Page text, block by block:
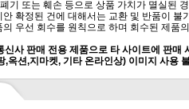
기 또는 훼손 등으로 상품 가치가 멸실된
확정된 건에 대해서는 교환 및 반품이 불
우선 회수를 원칙으로 하며 회수된 제품
신사 판매 전용 제품으로 타 사이트에 판매
,옥션,지마켓, 기타 온라인상) 이미지 사용